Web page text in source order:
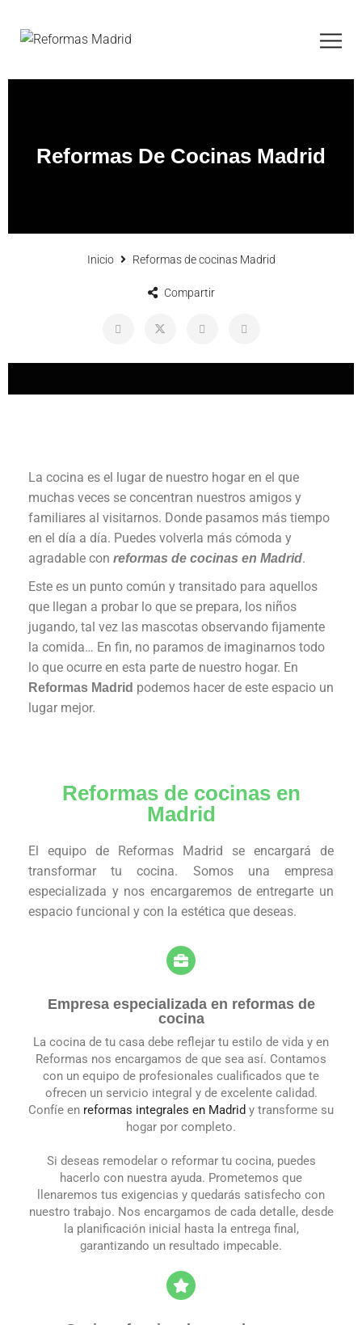
Reformas De Cocinas Madrid
Inicio Reformas de cocinas Madrid
Compartir
La cocina es el lugar de nuestro hogar en el que
muchas veces se concentran nuestros amigos y
familiares al visitarnos. Donde pasamos más tiempo
en el día a día. Puedes volverla más cómoda y
agradable con reformas de cocinas en Madrid.
Este es un punto común y transitado para aquellos
que llegan a probar lo que se prepara, los niños
jugando, tal vez las mascotas observando fijamente
la comida… En fin, no paramos de imaginarnos todo
lo que ocurre en esta parte de nuestro hogar. En
Reformas Madrid podemos hacer de este espacio un
lugar mejor.
Reformas de cocinas en
Madrid
El equipo de Reformas Madrid se encargará de
transformar tu cocina. Somos una empresa
especializada y nos encargaremos de entregarte un
espacio funcional y con la estética que deseas.
Empresa especializada en reformas de
cocina
La cocina de tu casa debe reflejar tu estilo de vida y en
Reformas nos encargamos de que sea así. Contamos
con un equipo de profesionales cualificados que te
ofrecen un servicio integral y de excelente calidad.
Confíe en reformas integrales en Madrid y transforme su
hogar por completo.
Si deseas remodelar o reformar tu cocina, puedes
hacerlo con nuestra ayuda. Prometemos que
llenaremos tus exigencias y quedarás satisfecho con
nuestro trabajo. Nos encargamos de cada detalle, desde
la planificación inicial hasta la entrega final,
garantizando un resultado impecable.